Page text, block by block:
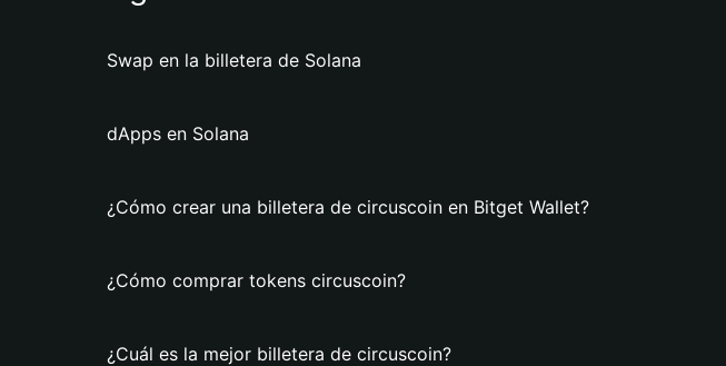
Swap en la billetera de Solana
dApps en Solana
¿Cómo crear una billetera de circuscoin en Bitget Wallet?
¿Cómo comprar tokens circuscoin?
¿Cuál es la mejor billetera de circuscoin?